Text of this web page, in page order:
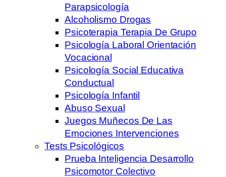
Parapsicología
Alcoholismo Drogas
Psicoterapia Terapia De Grupo
Psicología Laboral Orientación
Vocacional
Psicología Social Educativa
Conductual
Psicología Infantil
Abuso Sexual
Juegos Muñecos De Las
Emociones Intervenciones
Tests Psicológicos
Prueba Inteligencia Desarrollo
Psicomotor Colectivo